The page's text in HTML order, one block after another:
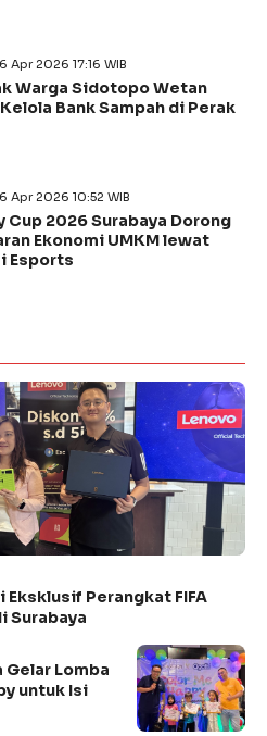
Apr 2026 17:16 WIB
Warga Sidotopo Wetan
Bank Sampah di Perak
Apr 2026 10:52 WIB
Cup 2026 Surabaya Dorong
Ekonomi UMKM lewat
Esports
Perangkat FIFA
Surabaya
Lomba
untuk Isi